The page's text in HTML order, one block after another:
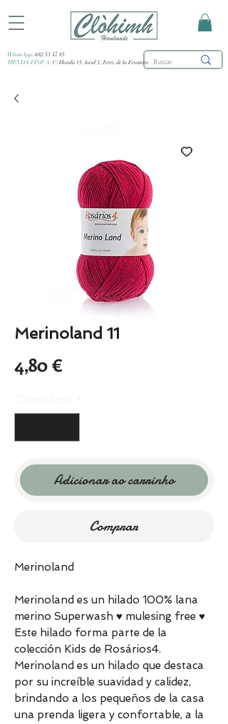
WhatsApp: 682 53 47 85
TIENDA FÍSICA: C/ Honda 15, local 3, Jerez de la Frontera
Merinoland 11
4,80 €
Adicionar ao carrinho
Comprar
Merinoland
Merinoland es un hilado 100% lana
merino Superwash ♥ mulesing free ♥
Este hilado forma parte de la
colección Kids de Rosários4.
Merinoland es un hilado que destaca
por su increíble suavidad y calidez,
brindando a los pequeños de la casa
una prenda ligera y confortable, a la